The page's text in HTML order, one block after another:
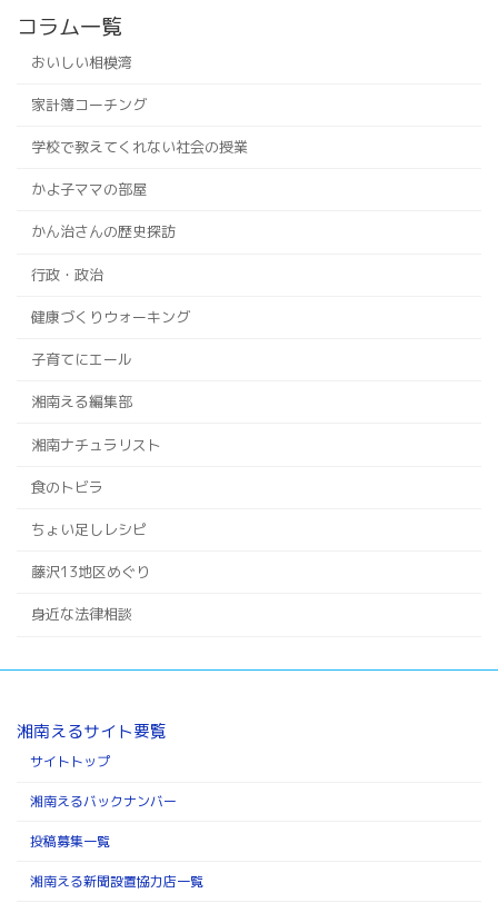
コラム一覧
おいしい相模湾
家計簿コーチング
学校で教えてくれない社会の授業
かよ子ママの部屋
かん治さんの歴史探訪
行政・政治
健康づくりウォーキング
子育てにエール
湘南える編集部
湘南ナチュラリスト
食のトビラ
ちょい足しレシピ
藤沢13地区めぐり
身近な法律相談
湘南えるサイト要覧
サイトトップ
湘南えるバックナンバー
投稿募集一覧
湘南える新聞設置協力店一覧